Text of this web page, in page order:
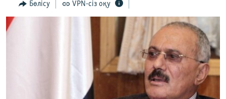
Navigation
Skip
to
АДАМ ҚҰҚЫҚТАРЫ
ӘЛЕУМЕТ
Бөлісу VPN-сіз оқу